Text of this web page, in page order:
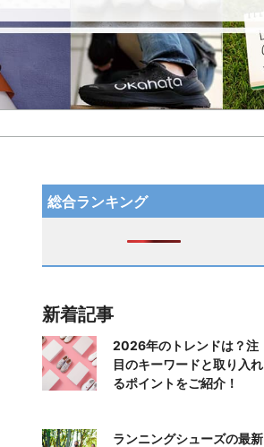
総合ランキング
新着記事
2026年のトレンドは？注
目のキーワードと取り入れ
るポイントをご紹介！
ランニングシューズの最新